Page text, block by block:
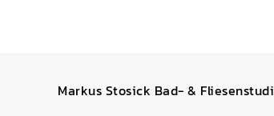
Markus Stosick Bad- &